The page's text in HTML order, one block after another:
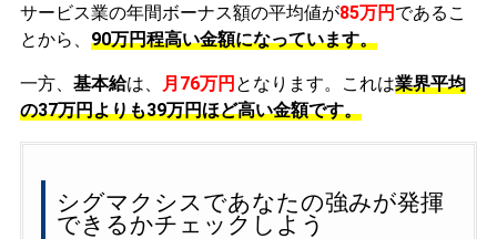
サービス業の年間ボーナス額の平均値が85万円 であるこ
とから、 90万円程高い金額になっています。
一方、 基本給は、 月76万円 となります。これは業界平均
の37万円よりも39万円ほど高い金額です。
シグマクシスであなたの強みが発揮
できるかチェックしよう